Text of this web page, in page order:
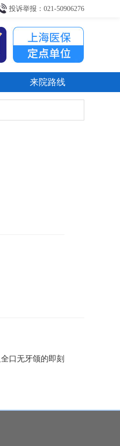
投诉举报：021-50906276
来院路线
口无牙颌的即刻